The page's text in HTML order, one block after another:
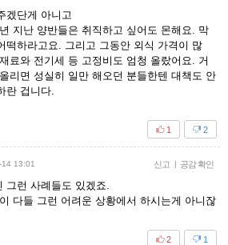
겠단게 아니고
지난 양반들은 취직하고 싶어도 몬해요. 막
떡하라고요. 그리고 그동안 외식 가격이 많
료와 전기세 등 고정비도 엄청 올랐어요. 거
리면 성실히 일만 해오던 분들한텐 대책도 안
란 겁니다.
2
1
14 13:01 신고 공감 확인
그런 사례들도 있겠죠.
다들 그런 어려운 상황에서 하시는게 아니잖
1
2